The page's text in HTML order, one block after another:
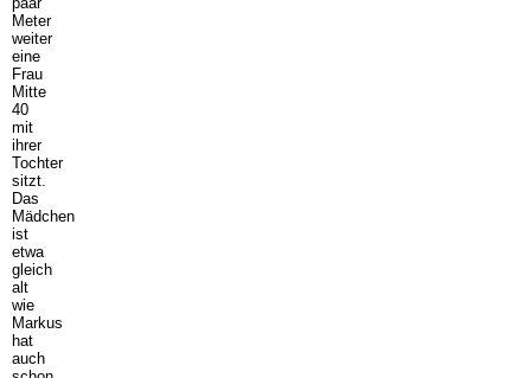
Meter
weiter
eine
Frau
Mitte
40
mit
ihrer
Tochter
sitzt.
Das
Mädchen
ist
etwa
gleich
alt
wie
Markus
hat
auch